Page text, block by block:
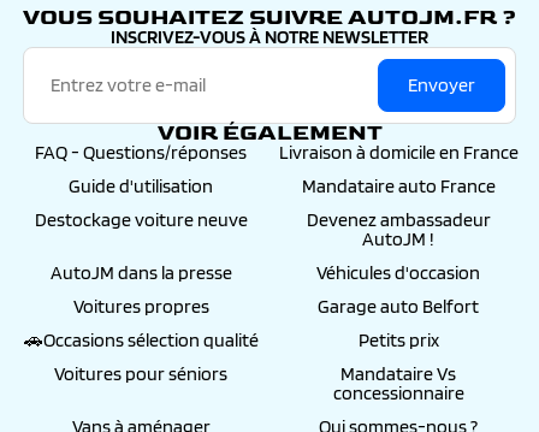
VOUS SOUHAITEZ SUIVRE AUTOJM.FR ?
INSCRIVEZ-VOUS À NOTRE NEWSLETTER
Envoyer
VOIR ÉGALEMENT
FAQ - Questions/réponses
Livraison à domicile en France
Guide d'utilisation
Mandataire auto France
Destockage voiture neuve
Devenez ambassadeur
AutoJM !
AutoJM dans la presse
Véhicules d'occasion
Voitures propres
Garage auto Belfort
🚗Occasions sélection qualité
Petits prix
Voitures pour séniors
Mandataire Vs
concessionnaire
Vans à aménager
Qui sommes-nous ?